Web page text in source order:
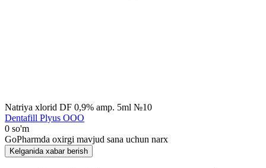
Natriya xlorid DF 0,9% amp. 5ml №10
Dentafill Plyus OOO
0 so'm
GoPharmda oxirgi mavjud sana uchun narx
Kelganida xabar berish